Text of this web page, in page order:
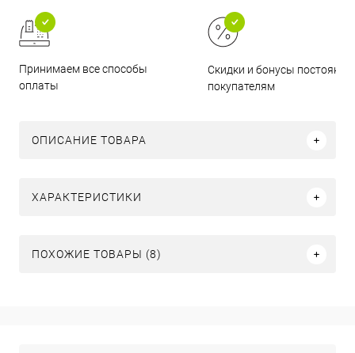
Принимаем все способы
оплаты
Скидки и бонусы
покупателям
ОПИСАНИЕ ТОВАРА
ХАРАКТЕРИСТИКИ
ПОХОЖИЕ ТОВАРЫ (8)